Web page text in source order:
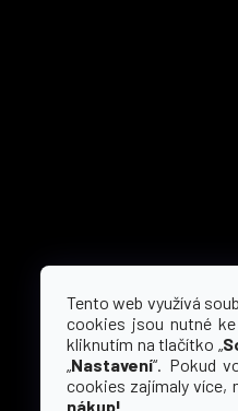
Tento web využívá
cookies jsou nutné
kliknutím na tlačítko „
„Nastavení“. Pokud
cookies zajímaly
nákup!